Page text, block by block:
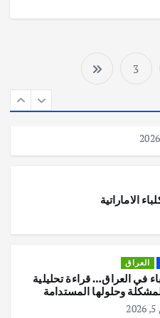
ع
د
د
ف
ح
3
الفوانيس وسحر التاريخ
عملية التعداد السكاني في11 من الشهر
الاماراتية
العراق
في العراق… قراءة تحليلية
وحلولها المستدامة